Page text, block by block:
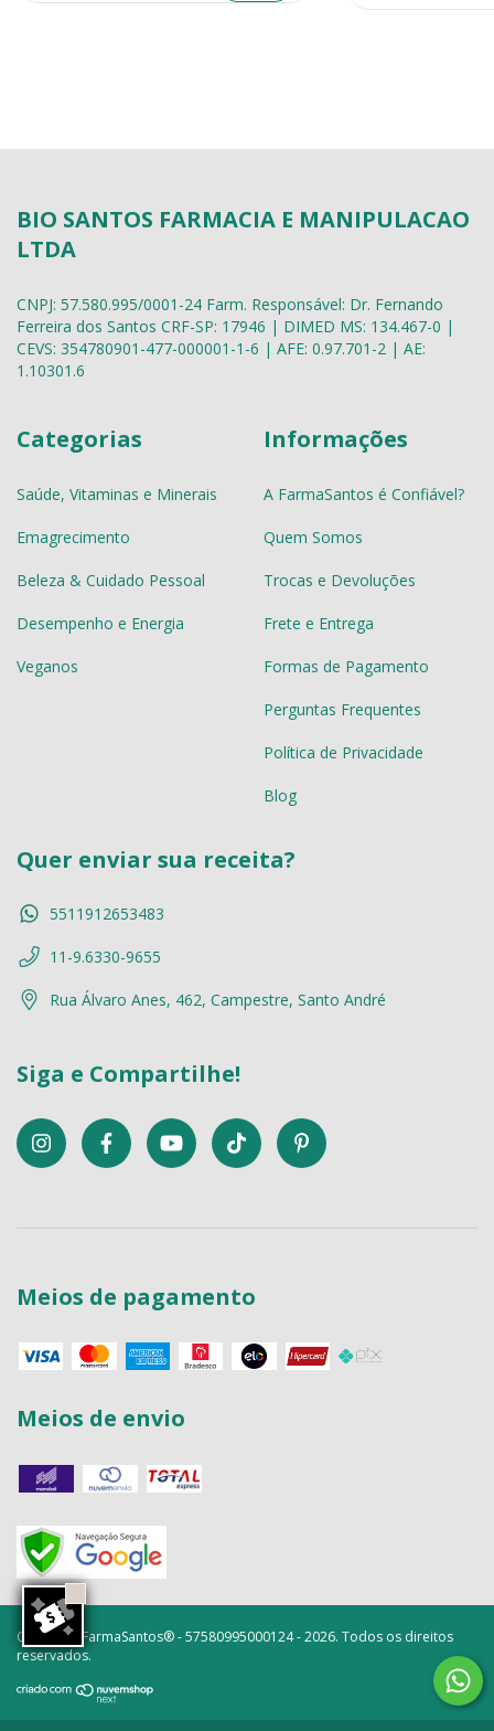
BIO SANTOS FARMACIA E MANIPULACAO
LTDA
CNPJ: 57.580.995/0001-24 Farm. Responsável: Dr. Fernando
Ferreira dos Santos CRF-SP: 17946 | DIMED MS: 134.467-0 |
CEVS: 354780901-477-000001-1-6 | AFE: 0.97.701-2 | AE:
1.10301.6
Categorias
Saúde, Vitaminas e Minerais
Emagrecimento
Beleza & Cuidado Pessoal
Desempenho e Energia
Veganos
Informações
A FarmaSantos é Confiável?
Quem Somos
Trocas e Devoluções
Frete e Entrega
Formas de Pagamento
Perguntas Frequentes
Política de Privacidade
Blog
Quer enviar sua receita?
5511912653483
11-9.6330-9655
Rua Álvaro Anes, 462, Campestre, Santo André
Siga e Compartilhe!
Meios de pagamento
Meios de envio
Copyright FarmaSantos® - 57580995000124 - 2026. Todos os direitos
reservados.